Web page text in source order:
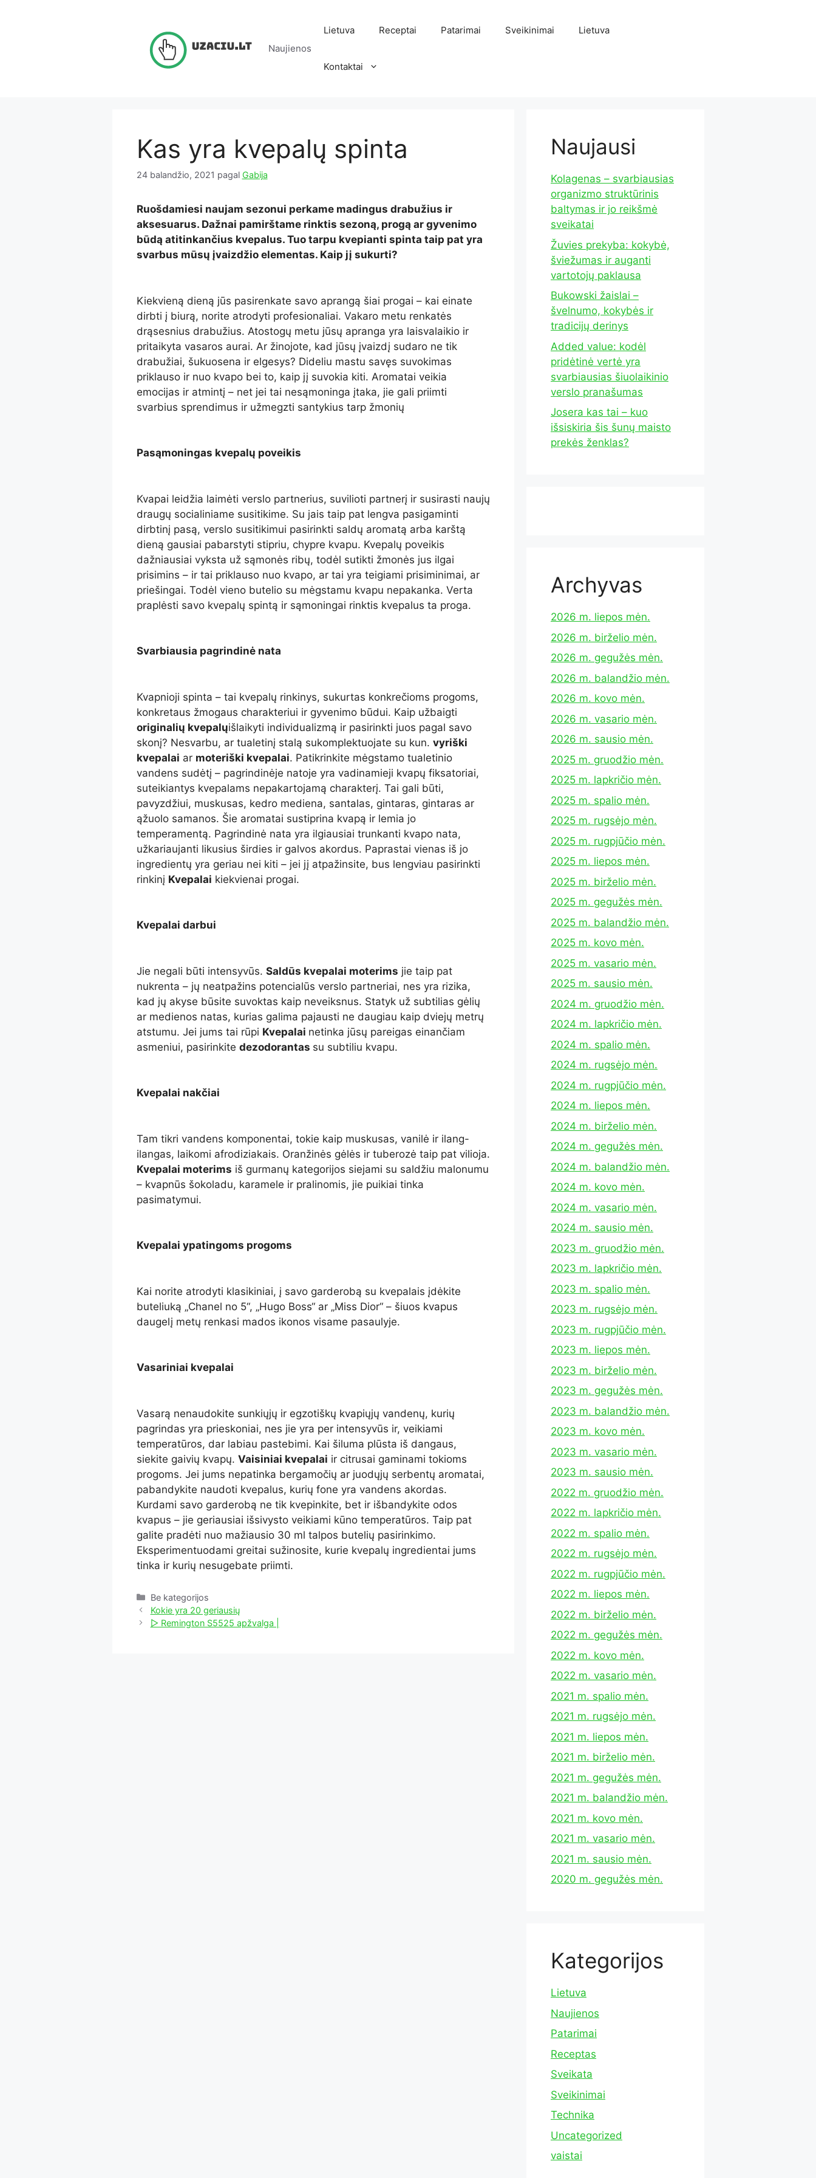
Naujienos
Lietuva Receptai Patarimai Sveikinimai Lietuva
Kontaktai
Kas yra kvepalų spinta
24 balandžio, 2021 pagal Gabija
Ruošdamiesi naujam sezonui perkame madingus drabužius ir
aksesuarus. Dažnai pamirštame rinktis sezoną, progą ar gyvenimo
būdą atitinkančius kvepalus. Tuo tarpu kvepianti spinta taip pat yra
svarbus mūsų įvaizdžio elementas. Kaip jį sukurti?
Kiekvieną dieną jūs pasirenkate savo aprangą šiai progai – kai einate
dirbti į biurą, norite atrodyti profesionaliai. Vakaro metu renkatės
drąsesnius drabužius. Atostogų metu jūsų apranga yra laisvalaikio ir
pritaikyta vasaros aurai. Ar žinojote, kad jūsų įvaizdį sudaro ne tik
drabužiai, šukuosena ir elgesys? Dideliu mastu savęs suvokimas
priklauso ir nuo kvapo bei to, kaip jį suvokia kiti. Aromatai veikia
emocijas ir atmintį – net jei tai nesąmoninga įtaka, jie gali priimti
svarbius sprendimus ir užmegzti santykius tarp žmonių
Pasąmoningas kvepalų poveikis
Kvapai leidžia laimėti verslo partnerius, suvilioti partnerį ir susirasti naujų
draugų socialiniame susitikime. Su jais taip pat lengva pasigaminti
dirbtinį pasą, verslo susitikimui pasirinkti saldų aromatą arba karštą
dieną gausiai pabarstyti stipriu, chypre kvapu. Kvepalų poveikis
dažniausiai vyksta už sąmonės ribų, todėl sutikti žmonės jus ilgai
prisimins – ir tai priklauso nuo kvapo, ar tai yra teigiami prisiminimai, ar
priešingai. Todėl vieno butelio su mėgstamu kvapu nepakanka. Verta
praplėsti savo kvepalų spintą ir sąmoningai rinktis kvepalus ta proga.
Svarbiausia pagrindinė nata
Kvapnioji spinta – tai kvepalų rinkinys, sukurtas konkrečioms progoms,
konkretaus žmogaus charakteriui ir gyvenimo būdui. Kaip užbaigti
originalių kvepalųišlaikyti individualizmą ir pasirinkti juos pagal savo
skonį? Nesvarbu, ar tualetinį stalą sukomplektuojate su kun. vyriški
kvepalai ar moteriški kvepalai. Patikrinkite mėgstamo tualetinio
vandens sudėtį – pagrindinėje natoje yra vadinamieji kvapų fiksatoriai,
suteikiantys kvepalams nepakartojamą charakterį. Tai gali būti,
pavyzdžiui, muskusas, kedro mediena, santalas, gintaras, gintaras ar
ąžuolo samanos. Šie aromatai sustiprina kvapą ir lemia jo
temperamentą. Pagrindinė nata yra ilgiausiai trunkanti kvapo nata,
užkariaujanti likusius širdies ir galvos akordus. Paprastai vienas iš jo
ingredientų yra geriau nei kiti – jei jį atpažinsite, bus lengviau pasirinkti
rinkinį Kvepalai kiekvienai progai.
Kvepalai darbui
Jie negali būti intensyvūs. Saldūs kvepalai moterims jie taip pat
nukrenta – jų neatpažins potencialūs verslo partneriai, nes yra rizika,
kad jų akyse būsite suvoktas kaip neveiksnus. Statyk už subtilias gėlių
ar medienos natas, kurias galima pajausti ne daugiau kaip dviejų metrų
atstumu. Jei jums tai rūpi Kvepalai netinka jūsų pareigas einančiam
asmeniui, pasirinkite dezodorantas su subtiliu kvapu.
Kvepalai nakčiai
Tam tikri vandens komponentai, tokie kaip muskusas, vanilė ir ilang-
ilangas, laikomi afrodiziakais. Oranžinės gėlės ir tuberozė taip pat vilioja.
Kvepalai moterims iš gurmanų kategorijos siejami su saldžiu malonumu
– kvapnūs šokoladu, karamele ir pralinomis, jie puikiai tinka
pasimatymui.
Kvepalai ypatingoms progoms
Kai norite atrodyti klasikiniai, į savo garderobą su kvepalais įdėkite
buteliuką „Chanel no 5“, „Hugo Boss“ ar „Miss Dior“ – šiuos kvapus
daugelį metų renkasi mados ikonos visame pasaulyje.
Vasariniai kvepalai
Vasarą nenaudokite sunkiųjų ir egzotiškų kvapiųjų vandenų, kurių
pagrindas yra prieskoniai, nes jie yra per intensyvūs ir, veikiami
temperatūros, dar labiau pastebimi. Kai šiluma plūsta iš dangaus,
siekite gaivių kvapų. Vaisiniai kvepalai ir citrusai gaminami tokioms
progoms. Jei jums nepatinka bergamočių ar juodųjų serbentų aromatai,
pabandykite naudoti kvepalus, kurių fone yra vandens akordas.
Kurdami savo garderobą ne tik kvepinkite, bet ir išbandykite odos
kvapus – jie geriausiai išsivysto veikiami kūno temperatūros. Taip pat
galite pradėti nuo mažiausio 30 ml talpos butelių pasirinkimo.
Eksperimentuodami greitai sužinosite, kurie kvepalų ingredientai jums
tinka ir kurių nesugebate priimti.
Kategorijos
Be kategorijos
Kokie yra 20 geriausių
▷ Remington S5525 apžvalga |
Naujausi
Kolagenas – svarbiausias
organizmo struktūrinis
baltymas ir jo reikšmė
sveikatai
Žuvies prekyba: kokybė,
šviežumas ir auganti
vartotojų paklausa
Bukowski žaislai –
švelnumo, kokybės ir
tradicijų derinys
Added value: kodėl
pridėtinė vertė yra
svarbiausias šiuolaikinio
verslo pranašumas
Josera kas tai – kuo
išsiskiria šis šunų maisto
prekės ženklas?
Archyvas
2026 m. liepos mėn.
2026 m. birželio mėn.
2026 m. gegužės mėn.
2026 m. balandžio mėn.
2026 m. kovo mėn.
2026 m. vasario mėn.
2026 m. sausio mėn.
2025 m. gruodžio mėn.
2025 m. lapkričio mėn.
2025 m. spalio mėn.
2025 m. rugsėjo mėn.
2025 m. rugpjūčio mėn.
2025 m. liepos mėn.
2025 m. birželio mėn.
2025 m. gegužės mėn.
2025 m. balandžio mėn.
2025 m. kovo mėn.
2025 m. vasario mėn.
2025 m. sausio mėn.
2024 m. gruodžio mėn.
2024 m. lapkričio mėn.
2024 m. spalio mėn.
2024 m. rugsėjo mėn.
2024 m. rugpjūčio mėn.
2024 m. liepos mėn.
2024 m. birželio mėn.
2024 m. gegužės mėn.
2024 m. balandžio mėn.
2024 m. kovo mėn.
2024 m. vasario mėn.
2024 m. sausio mėn.
2023 m. gruodžio mėn.
2023 m. lapkričio mėn.
2023 m. spalio mėn.
2023 m. rugsėjo mėn.
2023 m. rugpjūčio mėn.
2023 m. liepos mėn.
2023 m. birželio mėn.
2023 m. gegužės mėn.
2023 m. balandžio mėn.
2023 m. kovo mėn.
2023 m. vasario mėn.
2023 m. sausio mėn.
2022 m. gruodžio mėn.
2022 m. lapkričio mėn.
2022 m. spalio mėn.
2022 m. rugsėjo mėn.
2022 m. rugpjūčio mėn.
2022 m. liepos mėn.
2022 m. birželio mėn.
2022 m. gegužės mėn.
2022 m. kovo mėn.
2022 m. vasario mėn.
2021 m. spalio mėn.
2021 m. rugsėjo mėn.
2021 m. liepos mėn.
2021 m. birželio mėn.
2021 m. gegužės mėn.
2021 m. balandžio mėn.
2021 m. kovo mėn.
2021 m. vasario mėn.
2021 m. sausio mėn.
2020 m. gegužės mėn.
Kategorijos
Lietuva
Naujienos
Patarimai
Receptas
Sveikata
Sveikinimai
Technika
Uncategorized
vaistai